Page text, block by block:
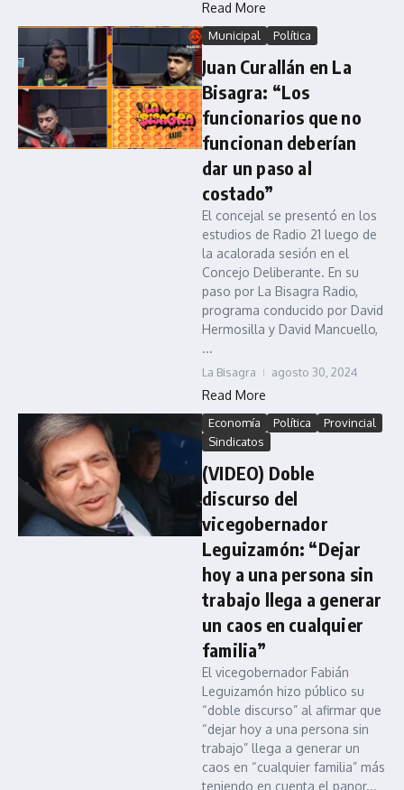
Read More
Municipal Política
Juan Curallán en La
Bisagra: “Los
funcionarios que no
funcionan deberían
dar un paso al
costado”
El concejal se presentó en los
estudios de Radio 21 luego de
la acalorada sesión en el
Concejo Deliberante. En su
paso por La Bisagra Radio,
programa conducido por David
Hermosilla y David Mancuello,
...
La Bisagra agosto 30, 2024
Read More
Economía Política
Provincial
Sindicatos
(VIDEO) Doble
discurso del
vicegobernador
Leguizamón: “Dejar
hoy a una persona sin
trabajo llega a generar
un caos en cualquier
familia”
El vicegobernador Fabián
Leguizamón hizo público su
“doble discurso” al afirmar que
“dejar hoy a una persona sin
trabajo” llega a generar un
caos en “cualquier familia” más
teniendo en cuenta el panor...